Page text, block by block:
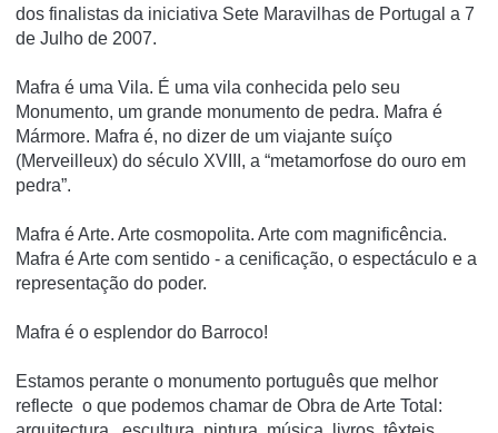
dos finalistas da iniciativa Sete Maravilhas de Portugal a 7
de Julho de 2007.
Mafra é uma Vila. É uma vila conhecida pelo seu
Monumento, um grande monumento de pedra. Mafra é
Mármore. Mafra é, no dizer de um viajante suíço
(Merveilleux) do século XVIII, a “metamorfose do ouro em
pedra”.
Mafra é Arte. Arte cosmopolita. Arte com magnificência.
Mafra é Arte com sentido - a cenificação, o espectáculo e a
representação do poder.
Mafra é o esplendor do Barroco!
Estamos perante o monumento português que melhor
reflecte o que podemos chamar de Obra de Arte Total: